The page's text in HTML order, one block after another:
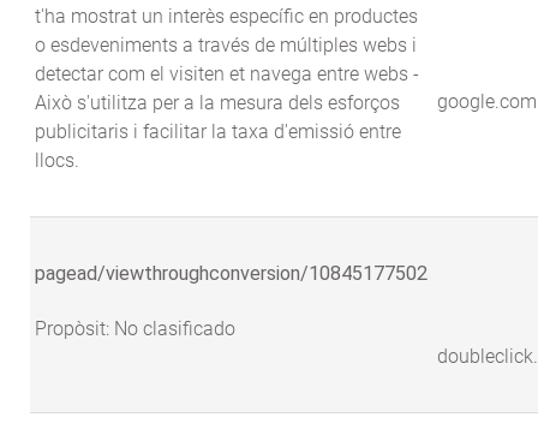
t'ha mostrat un interès específic en productes
o esdeveniments a través de múltiples webs i
detectar com el visiten et navega entre webs -
Això s'utilitza per a la mesura dels esforços
publicitaris i facilitar la taxa d'emissió entre
llocs.
google.com
pagead/viewthroughconversion/10845177502
Propòsit: No clasificado